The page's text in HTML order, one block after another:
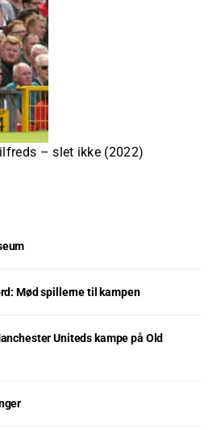
– slet ikke (2022)
Mød spillerne til kampen
Uniteds kampe på Old